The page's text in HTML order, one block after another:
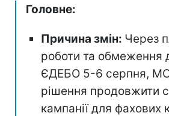
Головне:
Причина змін: Через
роботи та обмеження
ЄДЕБО 5-6 серпня,
рішення продовжити
кампанії для фахових